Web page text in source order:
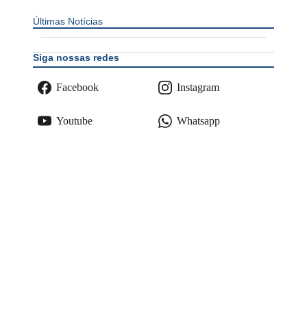
Últimas Notícias
Siga nossas redes
Facebook Instagram
Youtube Whatsapp